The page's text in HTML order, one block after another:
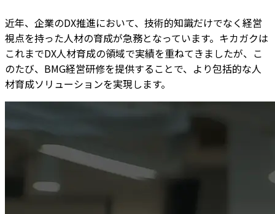
近年、企業のDX推進において、技術的知識だけでなく経営
視点を持った人材の育成が急務となっています。キカガクは
これまでDX人材育成の領域で実績を重ねてきましたが、こ
のたび、BMG経営研修を提供することで、より包括的な人
材育成ソリューションを実現します。